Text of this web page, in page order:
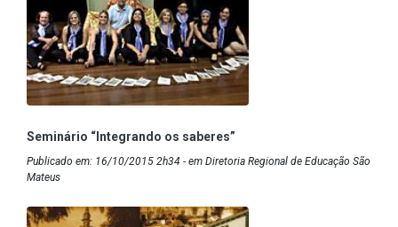
Seminário “Integrando os saberes”
Publicado em: 16/10/2015 2h34 - em Diretoria Regional de Educação São
Mateus